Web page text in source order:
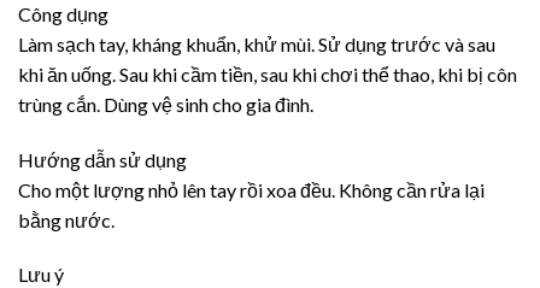
Công dụng
Làm sạch tay, kháng khuẩn, khử mùi. Sử dụng trước và sau
khi ăn uống. Sau khi cầm tiền, sau khi chơi thể thao, khi bị côn
trùng cắn. Dùng vệ sinh cho gia đình.
Hướng dẫn sử dụng
Cho một lượng nhỏ lên tay rồi xoa đều. Không cần rửa lại
bằng nước.
Lưu ý